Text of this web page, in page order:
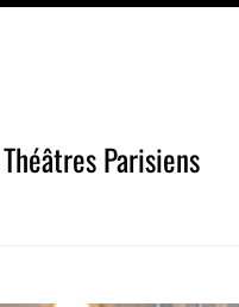
Théâtres Parisiens